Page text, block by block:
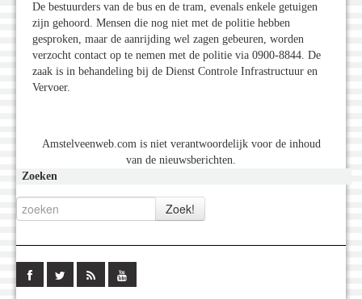
De bestuurders van de bus en de tram, evenals enkele getuigen
zijn gehoord. Mensen die nog niet met de politie hebben
gesproken, maar de aanrijding wel zagen gebeuren, worden
verzocht contact op te nemen met de politie via 0900-8844. De
zaak is in behandeling bij de Dienst Controle Infrastructuur en
Vervoer.
Amstelveenweb.com is niet verantwoordelijk voor de inhoud
van de nieuwsberichten.
Zoeken